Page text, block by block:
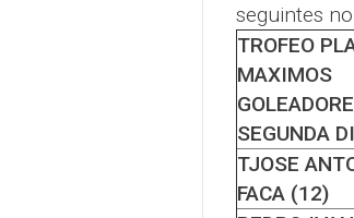
seguintes
TROFEO
MAXIMOS
SEGUNDA
TJOSE
FACA (12)